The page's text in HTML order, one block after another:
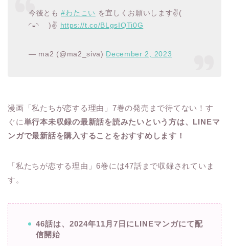
今後とも#わたこい を宜しくお願いします✌(
◜◒◝ )✌ https://t.co/BLgsIQTi0G
— ma2 (@ma2_siva) December 2, 2023
漫画「私たちが恋する理由」7巻の発売まで待てない！す
ぐに単行本未収録の最新話を読みたいという方は、LINEマ
ンガで最新話を購入することをおすすめします！
「私たちが恋する理由」6巻には47話まで収録されていま
す。
46話は、2024年11月7日にLINEマンガにて配
信開始